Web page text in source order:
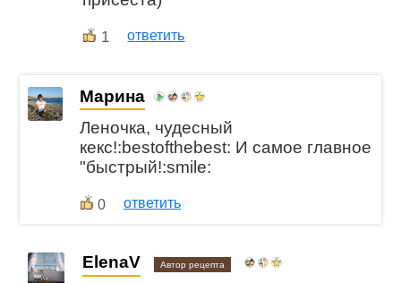
1 ответить
Марина
Леночка, чудесный
кекс!:bestofthebest: И самое главное
"быстрый!:smile:
0 ответить
ElenaV Автор рецепта